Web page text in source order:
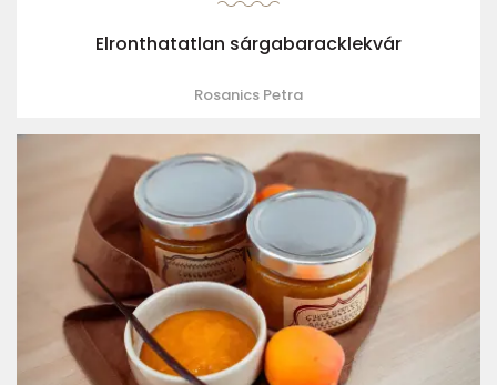
Elronthatatlan sárgabaracklekvár
Rosanics Petra